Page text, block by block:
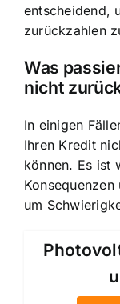
entscheidend,
zurückzahlen
Was
nicht
In einigen
Ihren Kredit
können. Es ist
um